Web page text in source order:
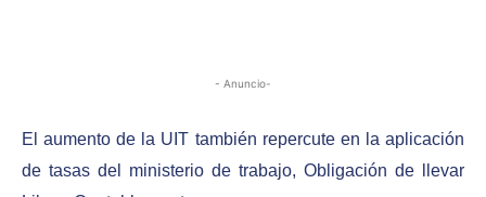
- Anuncio-
El aumento de la UIT también repercute en la aplicación
de tasas del ministerio de trabajo, Obligación de llevar